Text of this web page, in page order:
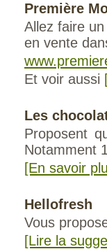
Première
Allez faire
en vente
Et voir aussi
Les
Proposent
Notamment
[En savoir
Hellofresh
Vous
[Lire la